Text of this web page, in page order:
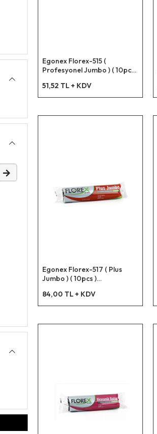
Egonex Florex-515 (
Profesyonel Jumbo ) ( 10pcs
51,52 TL + KDV
Egonex Florex-517 ( Plus
Jumbo ) ( 10pcs )
84,00 TL + KDV